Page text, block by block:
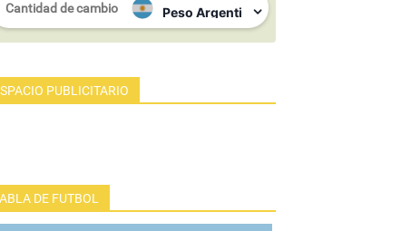
PUBLICITARIO
DE FUTBOL